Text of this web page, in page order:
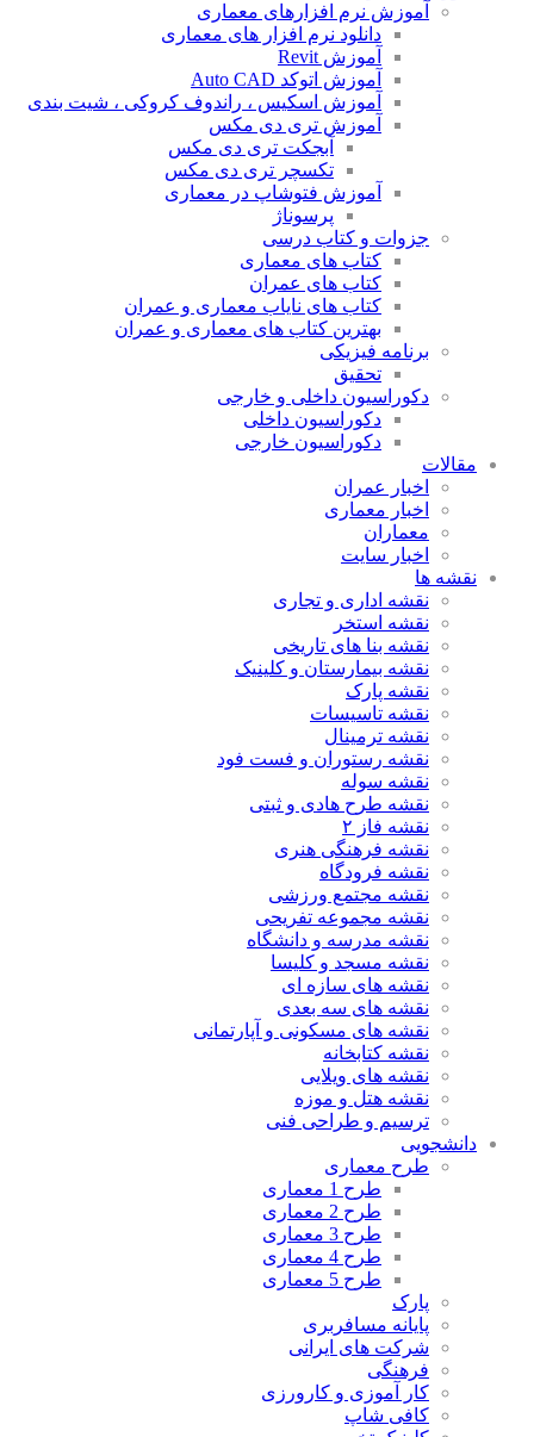
آموزش نرم افزارهای معماری
دانلود نرم افزار های معماری
آموزش Revit
آموزش اتوکد Auto CAD
آموزش اسکیس ، راندوف کروکی ، شیت بندی
آموزش تری دی مکس
آبجکت تری دی مکس
تکسچر تری دی مکس
آموزش فتوشاپ در معماری
پرسوناژ
جزوات و کتاب درسی
کتاب های معماری
کتاب های عمران
کتاب های نایاب معماری و عمران
بهترین کتاب های معماری و عمران
برنامه فیزیکی
تحقیق
دکوراسیون داخلی و خارجی
دکوراسیون داخلی
دکوراسیون خارجی
مقالات
اخبار عمران
اخبار معماری
معماران
اخبار سایت
نقشه ها
نقشه اداری و تجاری
نقشه استخر
نقشه بنا های تاریخی
نقشه بیمارستان و کلینیک
نقشه پارک
نقشه تاسیسات
نقشه ترمینال
نقشه رستوران و فست فود
نقشه سوله
نقشه طرح هادی و ثبتی
نقشه فاز ۲
نقشه فرهنگی هنری
نقشه فرودگاه
نقشه مجتمع ورزشی
نقشه مجموعه تفریحی
نقشه مدرسه و دانشگاه
نقشه مسجد و کلیسا
نقشه های سازه ای
نقشه های سه بعدی
نقشه های مسکونی و آپارتمانی
نقشه کتابخانه
نقشه های ویلایی
نقشه هتل و موزه
ترسیم و طراحی فنی
دانشجویی
طرح معماری
طرح 1 معماری
طرح 2 معماری
طرح 3 معماری
طرح 4 معماری
طرح 5 معماری
پارک
پایانه مسافربری
شرکت های ایرانی
فرهنگی
کار آموزی و کارورزی
کافی شاپ